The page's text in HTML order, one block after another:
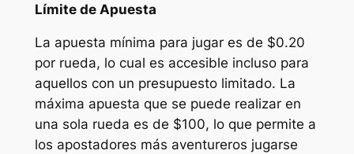
Límite de Apuesta
La apuesta mínima para jugar es de $0.20
por rueda, lo cual es accesible incluso para
aquellos con un presupuesto limitado. La
máxima apuesta que se puede realizar en
una sola rueda es de $100, lo que permite a
los apostadores más aventureros jugarse